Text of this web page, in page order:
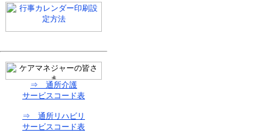
⇒ 通所介護
サービスコード表
⇒ 通所リハビリ
サービスコード表